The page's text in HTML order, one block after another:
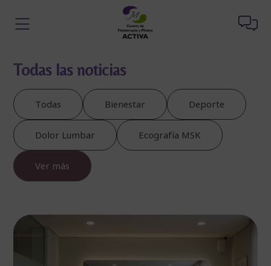
Todas las noticias
Todas Bienestar Deporte
Dolor Lumbar Ecografía MSK
Ver más